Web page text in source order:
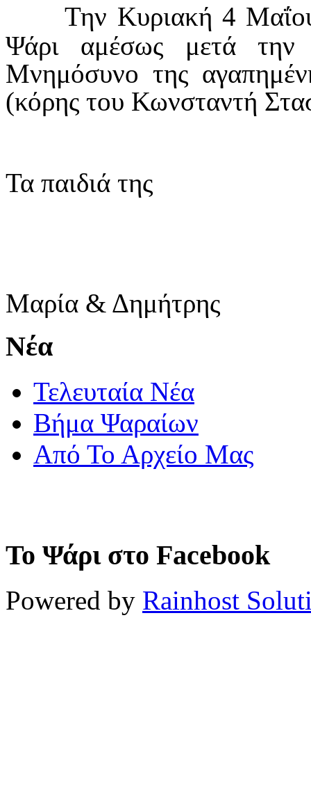
Την Κυριακή 4
Ψάρι αμέσως μετά την
Μνημόσυνο της
(κόρης του Κωνσταντή
Τα παιδιά της
Μαρία & Δημήτρης
Νέα
Τελευταία Νέα
Βήμα Ψαραίων
Από Το Αρχείο Μας
Το Ψάρι στο Facebook
Powered by Rainhost